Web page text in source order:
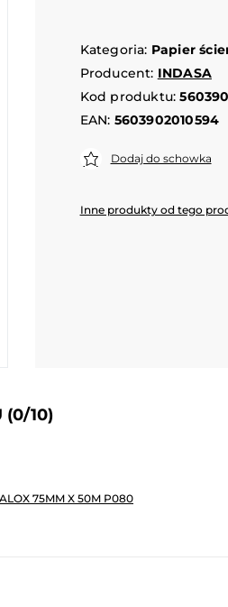
Kategoria: Papier
Producent: INDASA
Kod produktu:
EAN: 5603902010594
Dodaj do schowka
Inne produkty od tego
(0/10)
75MM X 50M P080